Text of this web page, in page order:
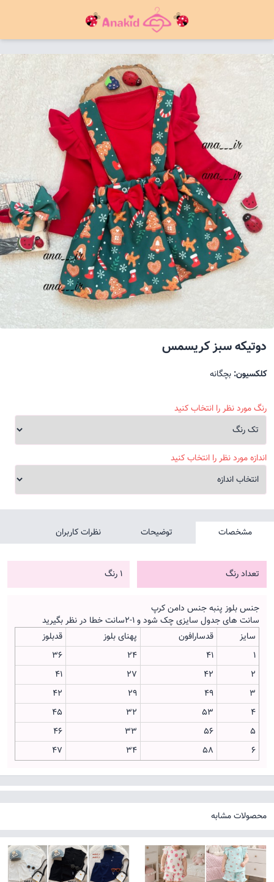
دوتیکه سبز کریسمس
کلکسیون: بچگانه
رنگ مورد نظر را انتخاب کنید
اندازه مورد نظر را انتخاب کنید
مشخصات توضیحات نظرات کاربران
تعداد رنگ 1 رنگ
جنس بلوز پنبه جنس دامن کرپ
سانت های جدول سایزی چک شود و ۱-۲سانت خطا در نظر بگیرید
سایز
قدسارافون پهنای بلوز
قدبلوز
۱
۴۱ ۲۴
۳۶
۲
۴۲ ۲۷
۴۱
۳
۴۹ ۲۹
۴۲
۴
۵۳ ۳۲
۴۵
۵
۵۶ ۳۳
۴۶
۶
۵۸ ۳۴ ۴۷
محصولات مشابه